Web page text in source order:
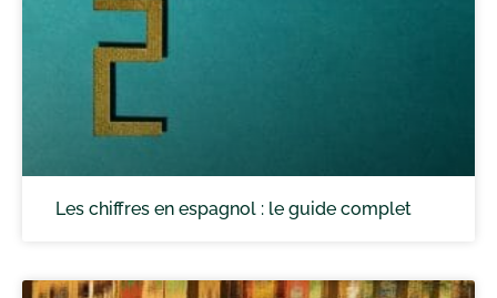
Les chiffres en espagnol : le guide complet